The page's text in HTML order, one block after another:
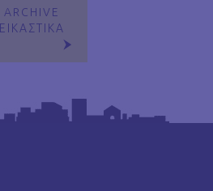
ARCHIVE
ΕΙΚΑΣΤΙΚΑ